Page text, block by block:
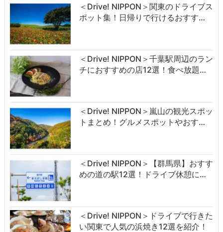
＜Drive! NIPPON＞関東のドライブス
ポット集！日帰りで行けるおすす…
＜Drive! NIPPON＞千葉駅周辺のラン
チにおすすめの店12選！食べ放題…
＜Drive! NIPPON＞嵐山の観光スポッ
トまとめ！グルメスポットやおす…
＜Drive! NIPPON＞【群馬県】おすす
めの道の駅12選！ドライブ休憩に…
＜Drive! NIPPON＞ドライブで行きた
い関東で人気の浜焼き12選を紹介！